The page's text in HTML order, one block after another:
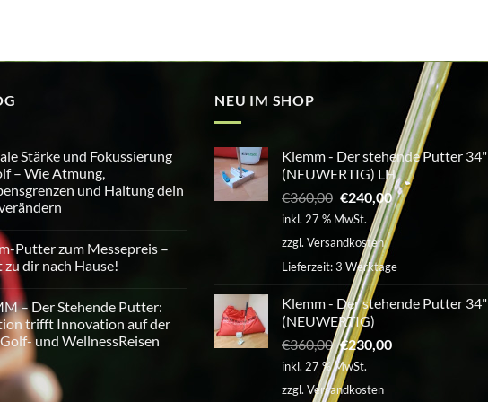
Stärke und Fokussierung
– Wie Atmung,
und Haltung dein
Putter zum Messepreis –
dir nach Hause!
– Der Stehende Putter:
trifft Innovation auf der
und WellnessReisen
NEU IM SHOP
Klemm - Der stehende Putter 34"
(NEUWERTIG) LH
€360,00 Ursprünglicher
Preis
war:
€360,00
€240,00Aktueller
Preis
ist:
inkl. 27 % MwSt.
zzgl. Versandkosten
Lieferzeit:3 Werktage
Klemm - Der stehende Putter 34"
(NEUWERTIG)
€360,00 Ursprünglicher
Preis
war:
€230,00Aktueller
inkl. 27 % MwSt.
zzgl. Versandkosten